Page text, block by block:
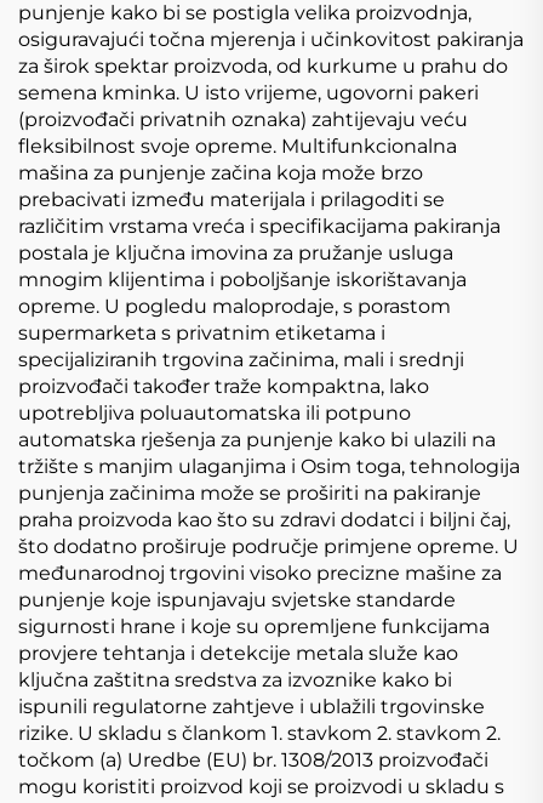
punjenje kako bi se postigla velika proizvodnja,
osiguravajući točna mjerenja i učinkovitost pakiranja
za širok spektar proizvoda, od kurkume u prahu do
semena kminka. U isto vrijeme, ugovorni pakeri
(proizvođači privatnih oznaka) zahtijevaju veću
fleksibilnost svoje opreme. Multifunkcionalna
mašina za punjenje začina koja može brzo
prebacivati između materijala i prilagoditi se
različitim vrstama vreća i specifikacijama pakiranja
postala je ključna imovina za pružanje usluga
mnogim klijentima i poboljšanje iskorištavanja
opreme. U pogledu maloprodaje, s porastom
supermarketa s privatnim etiketama i
specijaliziranih trgovina začinima, mali i srednji
proizvođači također traže kompaktna, lako
upotrebljiva poluautomatska ili potpuno
automatska rješenja za punjenje kako bi ulazili na
tržište s manjim ulaganjima i Osim toga, tehnologija
punjenja začinima može se proširiti na pakiranje
praha proizvoda kao što su zdravi dodatci i biljni čaj,
što dodatno proširuje područje primjene opreme. U
međunarodnoj trgovini visoko precizne mašine za
punjenje koje ispunjavaju svjetske standarde
sigurnosti hrane i koje su opremljene funkcijama
provjere tehtanja i detekcije metala služe kao
ključna zaštitna sredstva za izvoznike kako bi
ispunili regulatorne zahtjeve i ublažili trgovinske
rizike. U skladu s člankom 1. stavkom 2. stavkom 2.
točkom (a) Uredbe (EU) br. 1308/2013 proizvođači
mogu koristiti proizvod koji se proizvodi u skladu s